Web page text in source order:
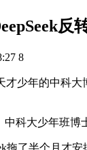
反
8
才少年的中科
科大少年班博
拖了半个月才